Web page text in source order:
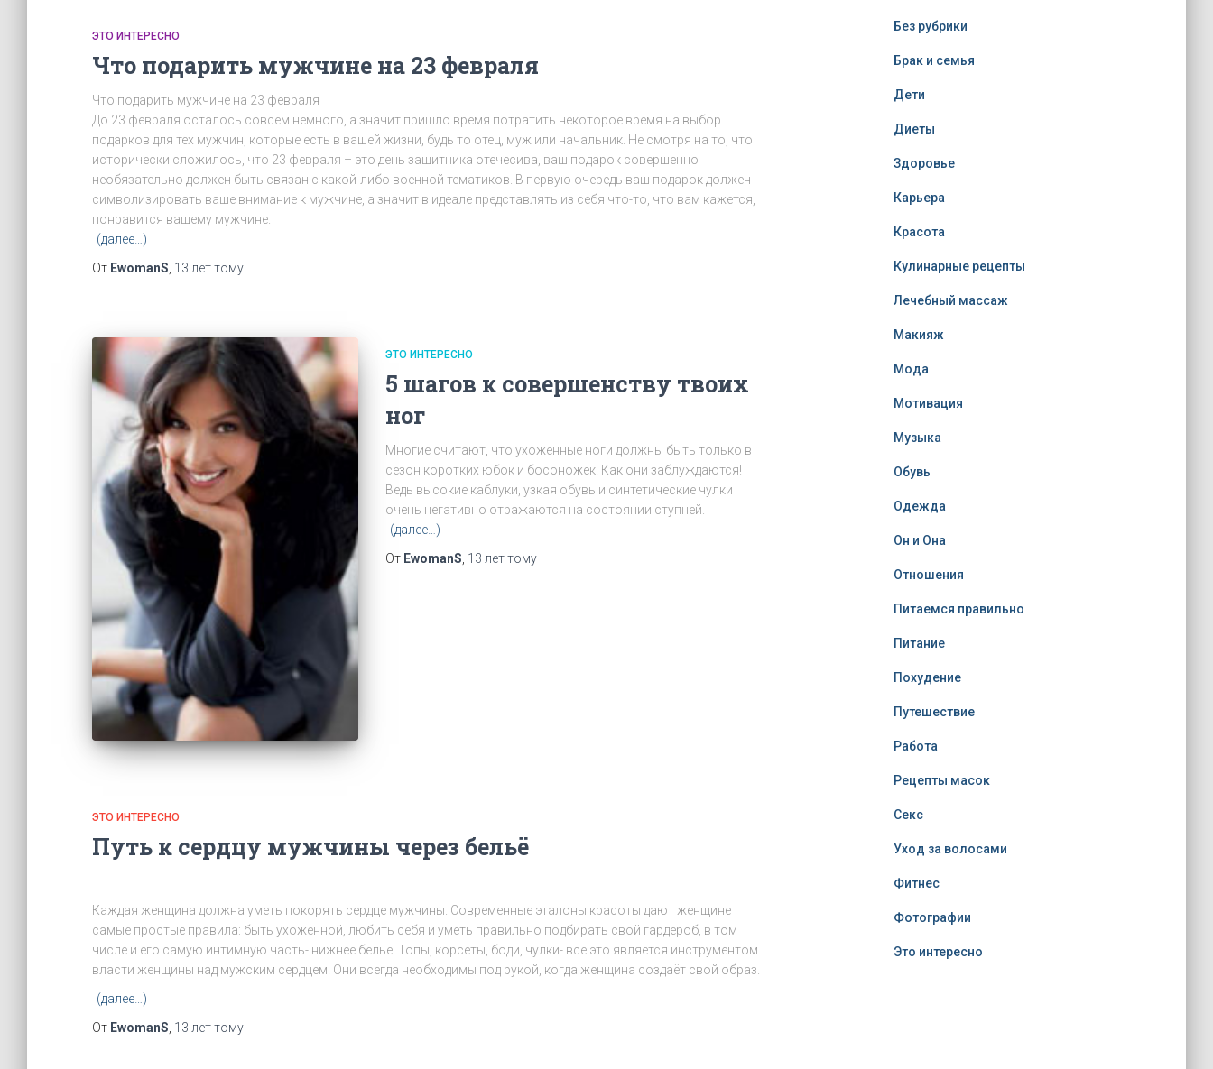
ЭТО ИНТЕРЕСНО
Что подарить мужчине на 23 февраля
Что подарить мужчине на 23 февраля
До 23 февраля осталось совсем немного, а значит пришло время потратить некоторое время на выбор
подарков для тех мужчин, которые есть в вашей жизни, будь то отец, муж или начальник. Не смотря на то, что
исторически сложилось, что 23 февраля – это день защитника отечесива, ваш подарок совершенно
необязательно должен быть связан с какой-либо военной тематиков. В первую очередь ваш подарок должен
символизировать ваше внимание к мужчине, а значит в идеале представлять из себя что-то, что вам кажется,
понравится ващему мужчине.
(далее…)
От EwomanS 13 леттому
ЭТО ИНТЕРЕСНО
5 шагов к совершенству твоих
ног
Многие считают, что ухоженные ноги должны быть только в
сезон коротких юбок и босоножек. Как они заблуждаются!
Ведь высокие каблуки, узкая обувь и синтетические чулки
очень негативно отражаются на состоянии ступней.
(далее…)
От EwomanS 13 леттому
ЭТО ИНТЕРЕСНО
Путь к сердцу мужчины через бельё
Каждая женщина должна уметь покорять сердце мужчины. Современные эталоны красоты дают женщине
самые простые правила: быть ухоженной, любить себя и уметь правильно подбирать свой гардероб, в том
числе и его самую интимную часть- нижнее бельё. Топы, корсеты, боди, чулки- всё это является инструментом
власти женщины над мужским сердцем. Они всегда необходимы под рукой, когда женщина создаёт свой образ.
(далее…)
От EwomanS 13 леттому
Без рубрики
Брак и семья
Дети
Диеты
Здоровье
Карьера
Красота
Кулинарные рецепты
Лечебный массаж
Макияж
Мода
Мотивация
Музыка
Обувь
Одежда
Он и Она
Отношения
Питаемся правильно
Питание
Похудение
Путешествие
Работа
Рецепты масок
Секс
Уход за волосами
Фитнес
Фотографии
Это интересно